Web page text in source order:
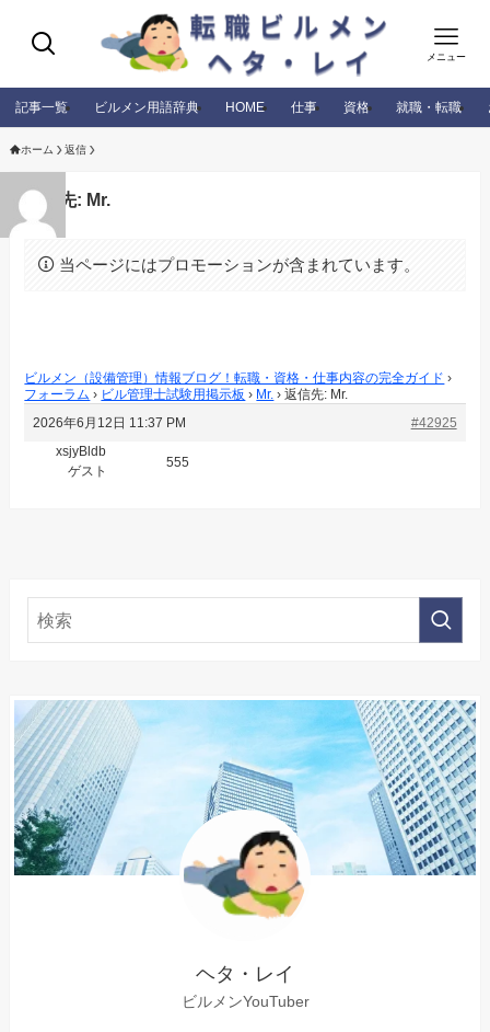
メニュー
記事一覧 ビルメン用語辞典 HOME 仕事 資格 就職・転職
ホーム 返信
返信先: Mr.
当ページにはプロモーションが含まれています。
ビルメン（設備管理）情報ブログ！転職・資格・仕事内容の完全ガイド ›
フォーラム › ビル管理士試験用掲示板 › Mr. › 返信先: Mr.
2026年6月12日 11:37 PM
#42925
xsjyBldb
ゲスト
555
ヘタ・レイ
ビルメンYouTuber